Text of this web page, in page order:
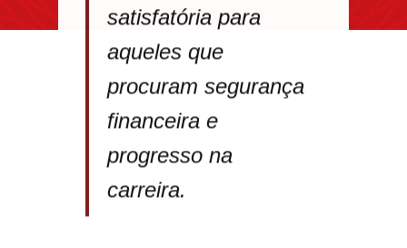
satisfatória para
aqueles que
procuram segurança
financeira e
progresso na
carreira.